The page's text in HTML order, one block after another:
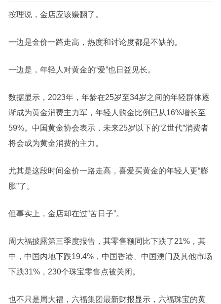
按理说，金店应该赚翻了。
一边是金价一路走高，热度和讨论度都是不缺的。
一边是，年轻人对黄金的“爱”也日益见长。
数据显示，2023年，年龄在25岁至34岁之间的年轻群体逐
渐成为黄金消费主力军，年轻人购金比例已从16%增长至
59%。中国黄金协会表示，未来25岁以下的“Z世代”消费者
将会成为黄金消费的主力。
尤其是这段时间金价一路走高，喜爱买黄金的年轻人更“膨
胀”了。
但事实上，金店却在过“苦日子”。
周大福披露第三季度报告，其零售额同比下跌了21%，其
中，中国内地下跌19.4%，中国香港、中国澳门及其他市场
下跌31%，230个珠宝零售点被关闭。
也不只是周大福，六福集团最新财报显示，六福珠宝的黄